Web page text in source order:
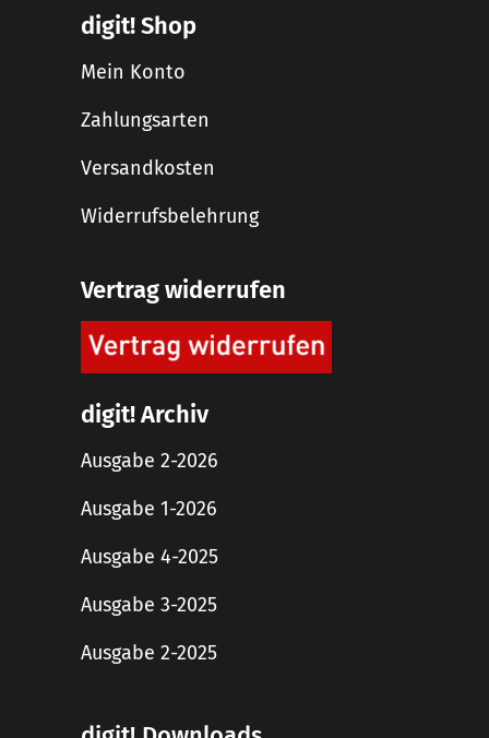
digit! Shop
Mein Konto
Zahlungsarten
Versandkosten
Widerrufsbelehrung
Vertrag widerrufen
digit! Archiv
Ausgabe 2-2026
Ausgabe 1-2026
Ausgabe 4-2025
Ausgabe 3-2025
Ausgabe 2-2025